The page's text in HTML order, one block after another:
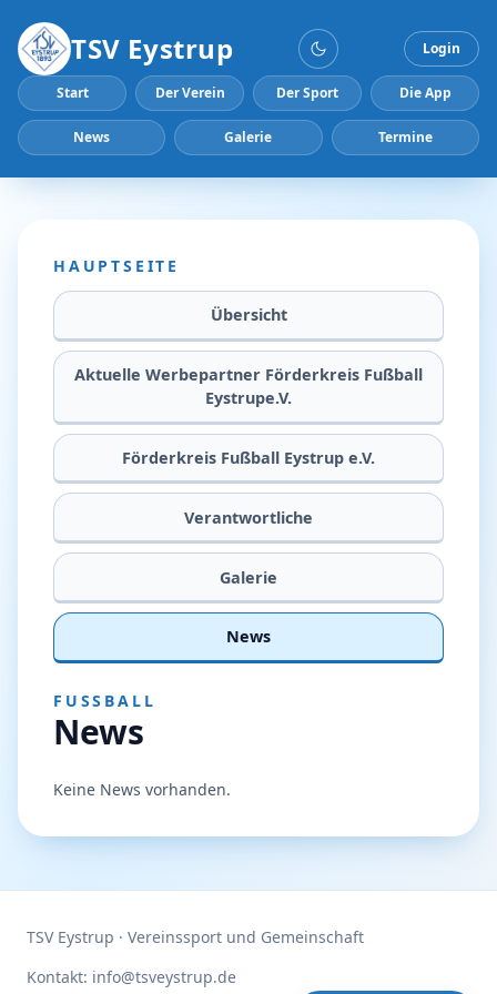
TSV Eystrup Login
Start Der Verein Der Sport Die App
News Galerie Termine
HAUPTSEITE
Übersicht
Aktuelle Werbepartner Förderkreis Fußball
Eystrupe.V.
Förderkreis Fußball Eystrup e.V.
Verantwortliche
Galerie
News
FUSSBALL
News
Keine News vorhanden.
TSV Eystrup · Vereinssport und Gemeinschaft
Kontakt: info@tsveystrup.de